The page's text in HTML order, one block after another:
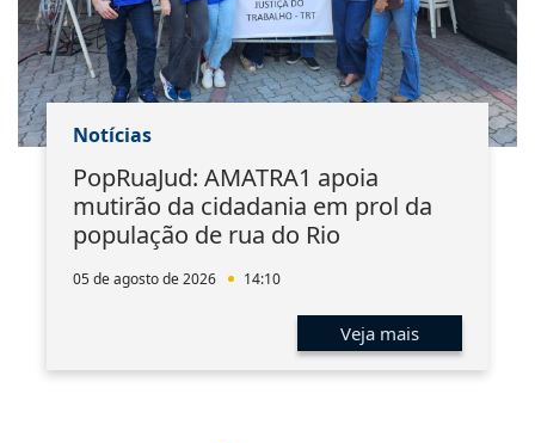
Notícias
PopRuaJud: AMATRA1 apoia
mutirão da cidadania em prol da
população de rua do Rio
05 de agosto de 2026 14:10
Veja mais